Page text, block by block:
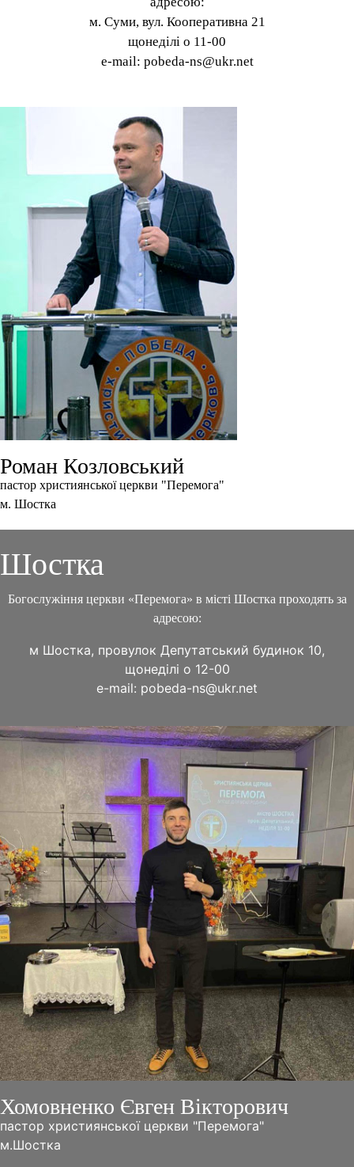
м. Суми, вул. Кооперативна 21
щонеділі о 11-00
e-mail: pobeda-ns@ukr.net
Роман Козловський
пастор християнської церкви "Перемога"
м. Шостка
Шостка
Богослужіння церкви «Перемога» в місті Шостка проходять за
адресою:
м Шостка, провулок Депутатський будинок 10,
щонеділі о 12-00
e-mail: pobeda-ns@ukr.net
Хомовненко Євген Вікторович
пастор християнської церкви "Перемога"
м.Шостка